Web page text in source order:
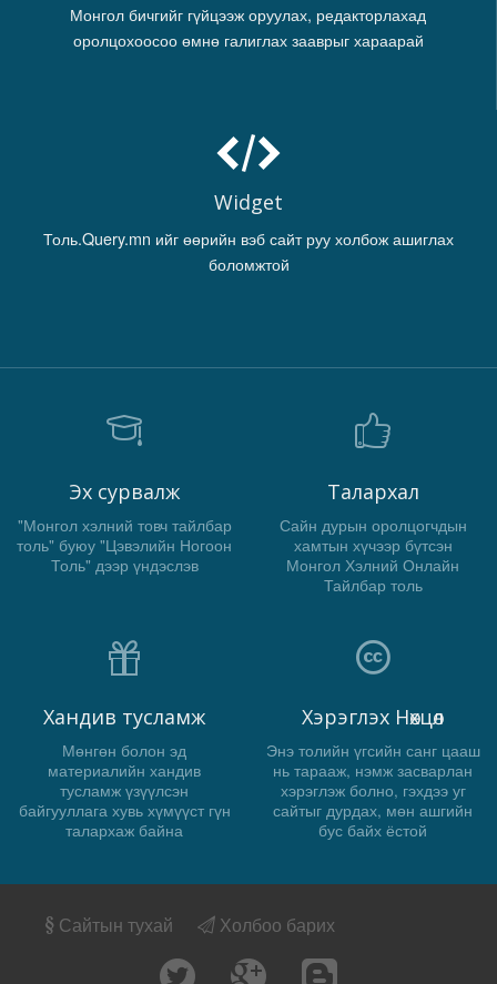
Монгол бичгийг гүйцээж оруулах, редакторлахад
оролцохоосоо өмнө галиглах зааврыг хараарай
Widget
Толь.Query.mn ийг өөрийн вэб сайт руу холбож ашиглах
боломжтой
Эх сурвалж
"Монгол хэлний товч тайлбар
толь" буюу "Цэвэлийн Ногоон
Толь" дээр үндэслэв
Талархал
Сайн дурын оролцогчдын
хамтын хүчээр бүтсэн
Монгол Хэлний Онлайн
Тайлбар толь
Хандив тусламж
Мөнгөн болон эд
материалийн хандив
тусламж үзүүлсэн
байгууллага хувь хүмүүст гүн
талархаж байна
Хэрэглэх Нөхцөл
Энэ толийн үгсийн санг цааш
нь тарааж, нэмж засварлан
хэрэглэж болно, гэхдээ уг
сайтыг дурдах, мөн ашгийн
бус байх ёстой
Сайтын тухай Холбоо барих